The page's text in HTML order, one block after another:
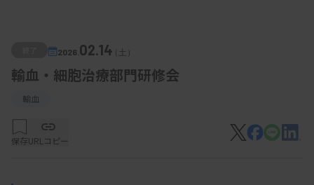
2026. 02.14（土）
輸血・細胞治療部門研修会
輸血
保存URLコピー